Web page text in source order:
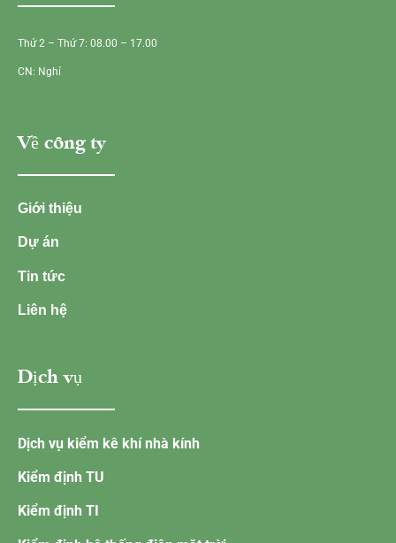
Thứ 2 – Thứ 7: 08.00 – 17.00
CN: Nghỉ
Về công ty
Giới thiệu
Dự án
Tin tức
Liên hệ
Dịch vụ
Dịch vụ kiểm kê khí nhà kính
Kiểm định TU
Kiểm định TI